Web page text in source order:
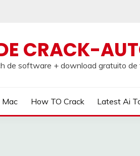
CRACK-
de software + download gratuito
Mac How TO Crack Latest Ai